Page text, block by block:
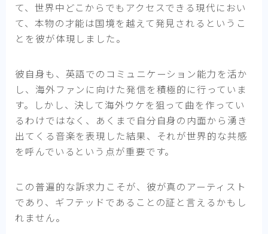
て、世界中どこからでもアクセスできる現代におい
て、本物の才能は国境を越えて発見されるというこ
とを彼が体現しました。
彼自身も、英語でのコミュニケーション能力を活か
し、海外ファンに向けた発信を積極的に行っていま
す。しかし、決して海外ウケを狙って曲を作ってい
るわけではなく、あくまで自分自身の内面から湧き
出てくる音楽を表現した結果、それが世界的な共感
を呼んでいるという点が重要です。
この普遍的な訴求力こそが、彼が真のアーティスト
であり、ギフテッドであることの証と言えるかもし
れません。